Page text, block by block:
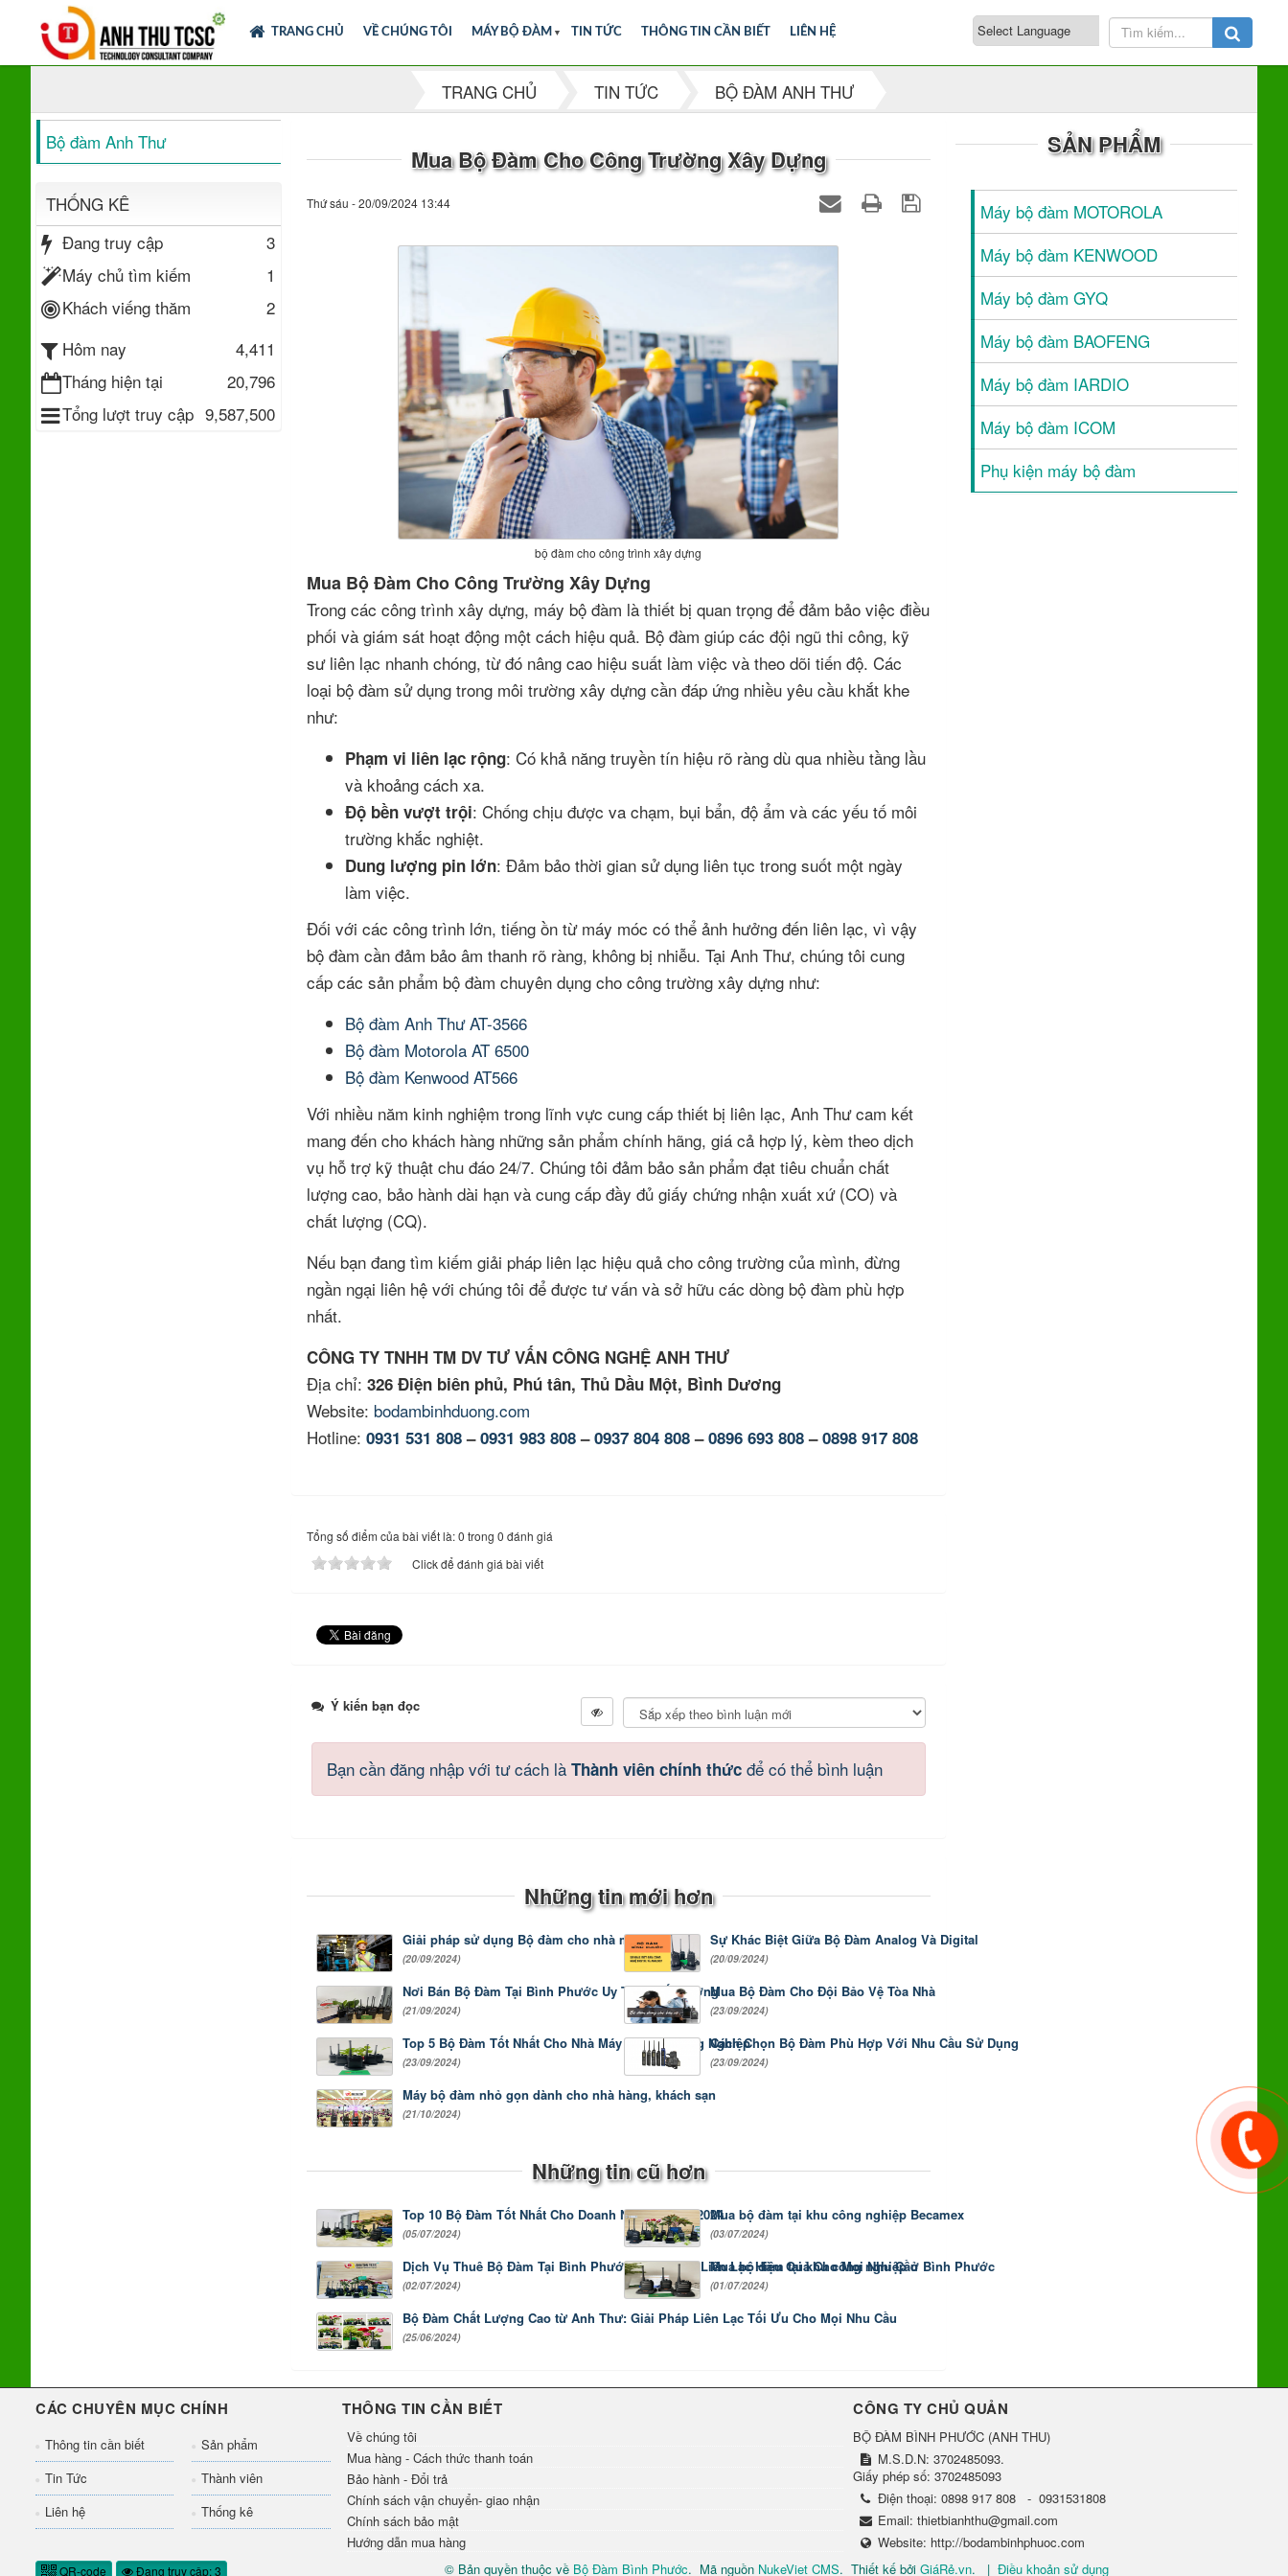
TRANG CHỦ VỀ CHÚNG TÔI MÁY BỘ ĐÀM ▼ TIN TỨC THÔNG TIN CẦN BIẾT LIÊN HỆ
TRANG CHỦ TIN TỨC BỘ ĐÀM ANH THƯ
Mua Bộ Đàm Cho Công Trường Xây Dựng
Thứ sáu - 20/09/2024 13:44
bộ đàm cho công trình xây dựng
Mua Bộ Đàm Cho Công Trường Xây Dựng
Trong các công trình xây dựng, máy bộ đàm là thiết bị quan trọng để đảm bảo việc điều
phối và giám sát hoạt động một cách hiệu quả. Bộ đàm giúp các đội ngũ thi công, kỹ
sư liên lạc nhanh chóng, từ đó nâng cao hiệu suất làm việc và theo dõi tiến độ. Các
loại bộ đàm sử dụng trong môi trường xây dựng cần đáp ứng nhiều yêu cầu khắt khe
như:
Phạm vi liên lạc rộng: Có khả năng truyền tín hiệu rõ ràng dù qua nhiều tầng lầu
và khoảng cách xa.
Độ bền vượt trội: Chống chịu được va chạm, bụi bẩn, độ ẩm và các yếu tố môi
trường khắc nghiệt.
Dung lượng pin lớn: Đảm bảo thời gian sử dụng liên tục trong suốt một ngày
làm việc.
Đối với các công trình lớn, tiếng ồn từ máy móc có thể ảnh hưởng đến liên lạc, vì vậy
bộ đàm cần đảm bảo âm thanh rõ ràng, không bị nhiễu. Tại Anh Thư, chúng tôi cung
cấp các sản phẩm bộ đàm chuyên dụng cho công trường xây dựng như:
Bộ đàm Anh Thư AT-3566
Bộ đàm Motorola AT 6500
Bộ đàm Kenwood AT566
Với nhiều năm kinh nghiệm trong lĩnh vực cung cấp thiết bị liên lạc, Anh Thư cam kết
mang đến cho khách hàng những sản phẩm chính hãng, giá cả hợp lý, kèm theo dịch
vụ hỗ trợ kỹ thuật chu đáo 24/7. Chúng tôi đảm bảo sản phẩm đạt tiêu chuẩn chất
lượng cao, bảo hành dài hạn và cung cấp đầy đủ giấy chứng nhận xuất xứ (CO) và
chất lượng (CQ).
Nếu bạn đang tìm kiếm giải pháp liên lạc hiệu quả cho công trường của mình, đừng
ngần ngại liên hệ với chúng tôi để được tư vấn và sở hữu các dòng bộ đàm phù hợp
nhất.
CÔNG TY TNHH TM DV TƯ VẤN CÔNG NGHỆ ANH THƯ
Địa chỉ: 326 Điện biên phủ, Phú tân, Thủ Dầu Một, Bình Dương
Website: bodambinhduong.com
Hotline: 0931 531 808–0931 983 808–0937 804 808–0896 693 808–0898 917 808
Tổng số điểm của bài viết là: 0 trong 0 đánh giá
Click để đánh giá bài viết
Ý kiến bạn đọc
Bạn cần đăng nhập với tư cách là Thành viên chính thứcđể có thể bình luận
Những tin mới hơn
Giải pháp sử dụng Bộ đàm cho nhà máy hiệu quả
(20/09/2024)
Sự Khác Biệt Giữa Bộ Đàm Analog Và Digital
(20/09/2024)
Nơi Bán Bộ Đàm Tại Bình Phước Uy Tín, Chất Lượng
(21/09/2024)
Mua Bộ Đàm Cho Đội Bảo Vệ Tòa Nhà
(23/09/2024)
Top 5 Bộ Đàm Tốt Nhất Cho Nhà Máy Và Khu Công Nghiệp
(23/09/2024)
Cách Chọn Bộ Đàm Phù Hợp Với Nhu Cầu Sử Dụng
(23/09/2024)
Máy bộ đàm nhỏ gọn dành cho nhà hàng, khách sạn
(21/10/2024)
Những tin cũ hơn
Top 10 Bộ Đàm Tốt Nhất Cho Doanh Nghiệp Năm 2024
(05/07/2024)
Mua bộ đàm tại khu công nghiệp Becamex
(03/07/2024)
Dịch Vụ Thuê Bộ Đàm Tại Bình Phước: Giải Pháp Liên Lạc Hiệu Quả Cho Mọi Nhu Cầu
(02/07/2024)
Mua bộ đàm tại khu công nghiệp ở Bình Phước
(01/07/2024)
Bộ Đàm Chất Lượng Cao từ Anh Thư: Giải Pháp Liên Lạc Tối Ưu Cho Mọi Nhu Cầu
(25/06/2024)
SẢN PHẨM
Máy bộ đàm MOTOROLA
Máy bộ đàm KENWOOD
Máy bộ đàm GYQ
Máy bộ đàm BAOFENG
Máy bộ đàm IARDIO
Máy bộ đàm ICOM
Phụ kiện máy bộ đàm
Bộ đàm Anh Thư
THỐNG KÊ
Đang truy cập
3
Máy chủ tìm kiếm
1
Khách viếng thăm
2
Hôm nay
4,411
Tháng hiện tại
20,796
Tổng lượt truy cập 9,587,500
CÁC CHUYÊN MỤC CHÍNH
Thông tin cần biết
Sản phẩm
Tin Tức
Thành viên
Liên hệ
Thống kê
THÔNG TIN CẦN BIẾT
Về chúng tôi
Mua hàng - Cách thức thanh toán
Bảo hành - Đổi trả
Chính sách vận chuyển- giao nhận
Chính sách bảo mật
Hướng dẫn mua hàng
CÔNG TY CHỦ QUẢN
BỘ ĐÀM BÌNH PHƯỚC (ANH THU)
M.S.D.N: 3702485093.
Giấy phép số: 3702485093
Điện thoại:0898 917 808 - 0931531808
Email:thietbianhthu@gmail.com
Website: http://bodambinhphuoc.com
QR-code Đang truy cập: 3 © Bản quyền thuộc về Bộ Đàm Bình Phước. Mã nguồn NukeViet CMS. Thiết kế bởi GiáRẻ.vn. | Điều khoản sử dụng